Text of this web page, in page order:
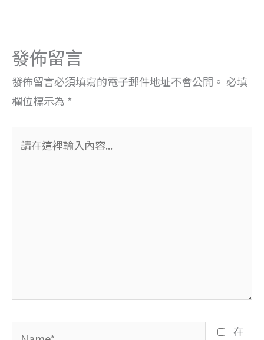
發佈留言
發佈留言必須填寫的電子郵件地址不會公開。 必填
欄位標示為 *
在
在